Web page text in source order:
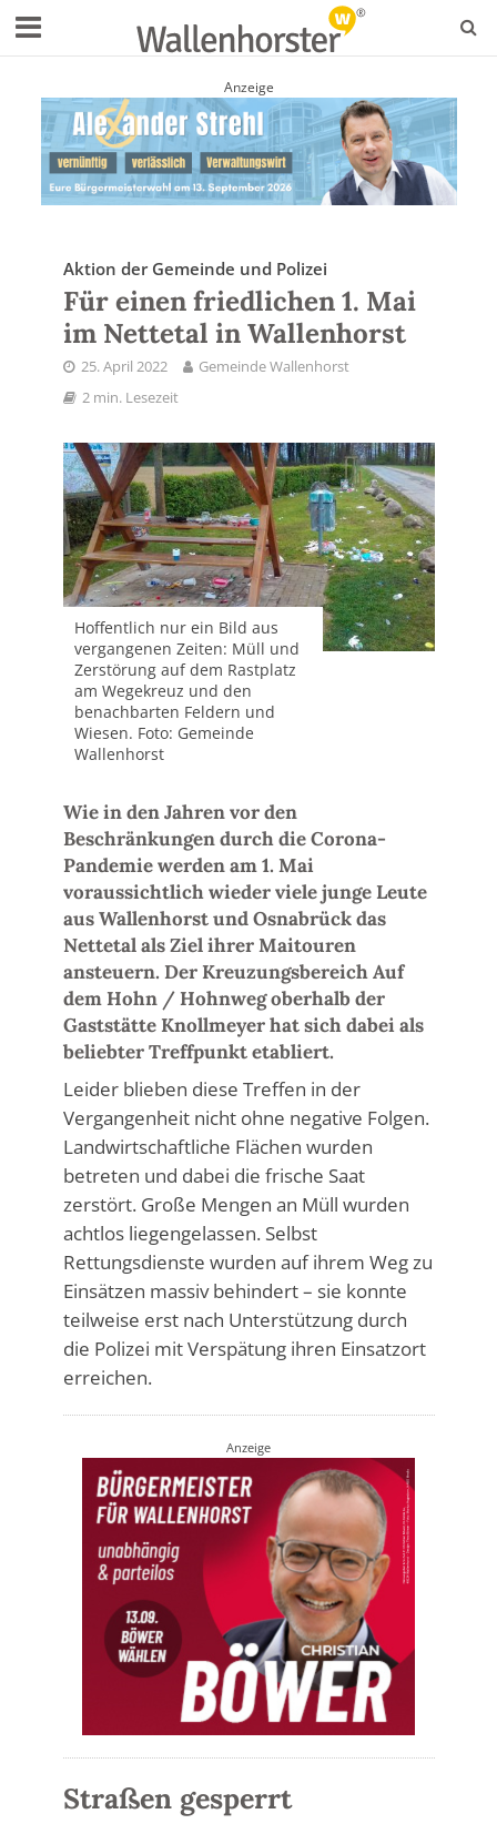
Anzeige
Aktion der Gemeinde und Polizei
Für einen friedlichen 1. Mai
im Nettetal in Wallenhorst
25. April 2022
Gemeinde Wallenhorst
2 min. Lesezeit
Hoffentlich nur ein Bild aus
vergangenen Zeiten: Müll und
Zerstörung auf dem Rastplatz
am Wegekreuz und den
benachbarten Feldern und
Wiesen. Foto: Gemeinde
Wallenhorst
Wie in den Jahren vor den
Beschränkungen durch die Corona-
Pandemie werden am 1. Mai
voraussichtlich wieder viele junge Leute
aus Wallenhorst und Osnabrück das
Nettetal als Ziel ihrer Maitouren
ansteuern. Der Kreuzungsbereich Auf
dem Hohn / Hohnweg oberhalb der
Gaststätte Knollmeyer hat sich dabei als
beliebter Treffpunkt etabliert.
Leider blieben diese Treffen in der
Vergangenheit nicht ohne negative Folgen.
Landwirtschaftliche Flächen wurden
betreten und dabei die frische Saat
zerstört. Große Mengen an Müll wurden
achtlos liegengelassen. Selbst
Rettungsdienste wurden auf ihrem Weg zu
Einsätzen massiv behindert – sie konnte
teilweise erst nach Unterstützung durch
die Polizei mit Verspätung ihren Einsatzort
erreichen.
Anzeige
Straßen gesperrt